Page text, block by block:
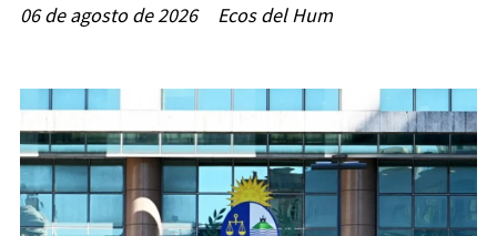
Ecos del Hum
06 de agosto de 2026